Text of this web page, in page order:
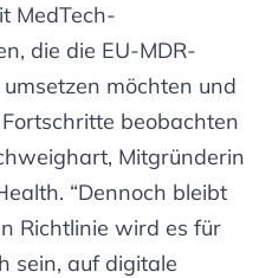
MedTech-
die die EU-MDR-
möchten und
beobachten
Mitgründerin
“Dennoch bleibt
Richtlinie wird es für
sein, auf digitale